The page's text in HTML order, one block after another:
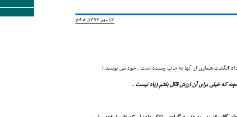
13 مهر 1394, 15:28
انگشت شمارى از آنها به چاپ رسیده است . خود مى نویسد :
که خیلى براى آن ارزش قائل باشم زیاد نیست .